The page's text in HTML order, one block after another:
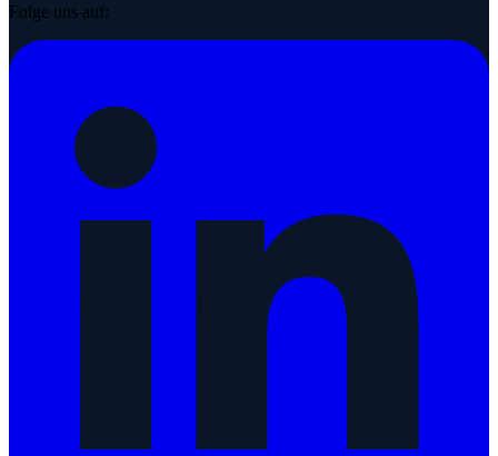
Folge uns auf: